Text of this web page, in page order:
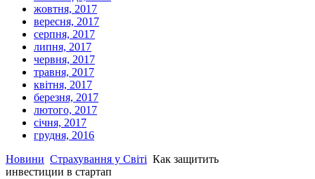
жовтня, 2017
вересня, 2017
серпня, 2017
липня, 2017
червня, 2017
травня, 2017
квітня, 2017
березня, 2017
лютого, 2017
січня, 2017
грудня, 2016
Новини Страхування у Світі Как защитить
инвестиции в стартап